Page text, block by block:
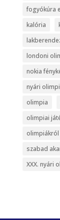
fogyókúra
kalória
londoni
nokia
nyári
olimpia
olimpiai
szabad
XXX. nyári